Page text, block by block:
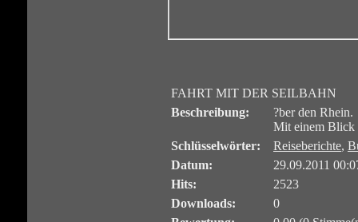
FAHRT MIT DER SEILBAHN
Beschreibung:
?ber den Rhein.
Mit einem Blick
Schlüsselwörter:
Reiseberichte,
Datum:
29.09.2011
Hits:
2523
Downloads:
0